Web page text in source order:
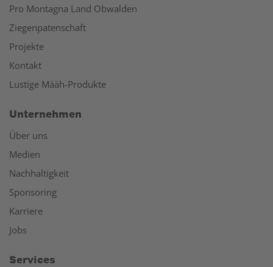
Pro Montagna Land Obwalden
Ziegenpatenschaft
Projekte
Kontakt
Lustige Määh-Produkte
Unternehmen
Über uns
Medien
Nachhaltigkeit
Sponsoring
Karriere
Jobs
Services